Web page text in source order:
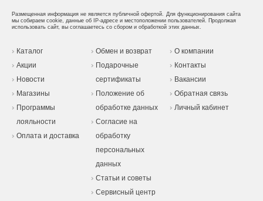
Размещенная информация не является публичной офертой. Для функционирования сайта
мы собираем cookie, данные об IP-адресе и местоположении пользователей. Продолжая
использовать сайт, вы соглашаетесь со сбором и обработкой этих данных.
Каталог
Акции
Новости
Магазины
Программы
лояльности
Оплата и доставка
Обмен и возврат
Подарочные
сертификаты
Положение об
обработке данных
Согласие на
обработку
персональных
данных
Статьи и советы
Сервисный центр
О компании
Контакты
Вакансии
Обратная связь
Личный кабинет